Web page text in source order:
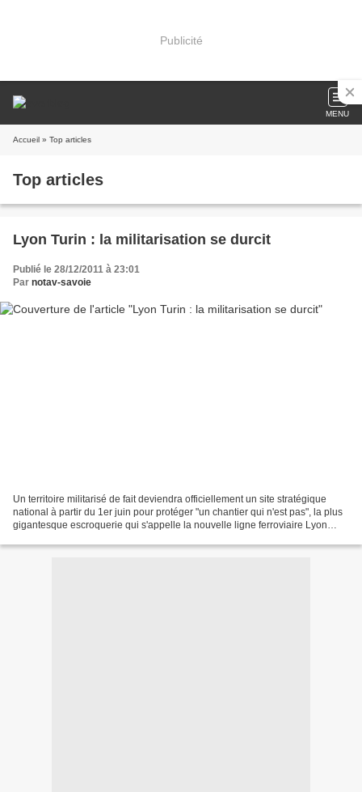
Publicité
MENU
Accueil » Top articles
Top articles
Lyon Turin : la militarisation se durcit
Publié le 28/12/2011 à 23:01
Par notav-savoie
Un territoire militarisé de fait deviendra officiellement un site stratégique
national à partir du 1er juin pour protéger "un chantier qui n'est pas", la plus
gigantesque escroquerie qui s'appelle la nouvelle ligne ferroviaire Lyon